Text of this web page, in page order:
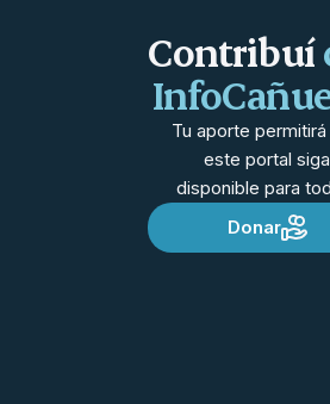
Contribuí
Tu aporte permitirá
este portal siga
disponible para
Donar